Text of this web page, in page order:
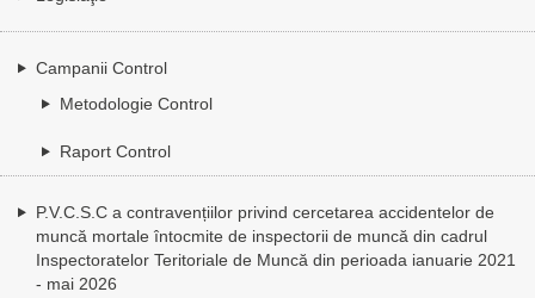
Campanii Control
Metodologie Control
Raport Control
P.V.C.S.C a contravențiilor privind cercetarea accidentelor de
muncă mortale întocmite de inspectorii de muncă din cadrul
Inspectoratelor Teritoriale de Muncă din perioada ianuarie 2021
- mai 2026